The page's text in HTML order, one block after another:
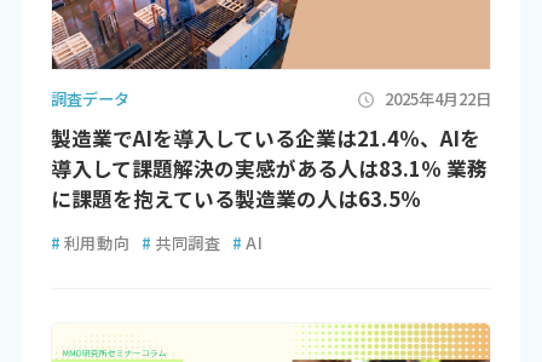
調査データ 2025年4月22日
製造業でAIを導入している企業は21.4％、AIを
導入して課題解決の実感がある人は83.1％ 業務
に課題を抱えている製造業の人は63.5％
# 利用動向 # 共同調査 # AI